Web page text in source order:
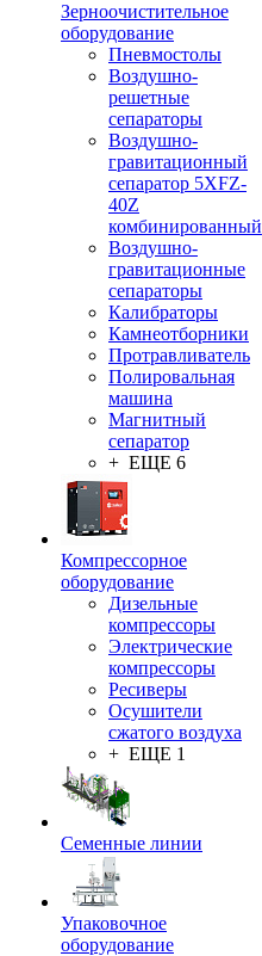
Зерноочистительное
оборудование
Пневмостолы
Воздушно-
решетные
сепараторы
Воздушно-
гравитационный
сепаратор 5XFZ-
40Z
комбинированный
Воздушно-
гравитационные
сепараторы
Калибраторы
Камнеотборники
Протравливатель
Полировальная
машина
Магнитный
сепаратор
+ ЕЩЕ 6
Компрессорное
оборудование
Дизельные
компрессоры
Электрические
компрессоры
Ресиверы
Осушители
сжатого воздуха
+ ЕЩЕ 1
Семенные линии
Упаковочное
оборудование